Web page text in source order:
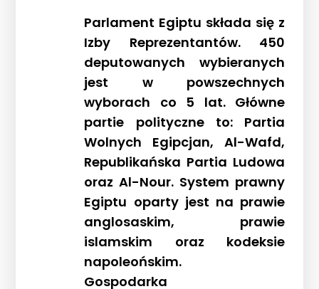
Parlament Egiptu składa się z
Izby Reprezentantów. 450
deputowanych wybieranych
jest w powszechnych
wyborach co 5 lat. Główne
partie polityczne to: Partia
Wolnych Egipcjan, Al-Wafd,
Republikańska Partia Ludowa
oraz Al-Nour. System prawny
Egiptu oparty jest na prawie
anglosaskim, prawie
islamskim oraz kodeksie
napoleońskim.
Gospodarka